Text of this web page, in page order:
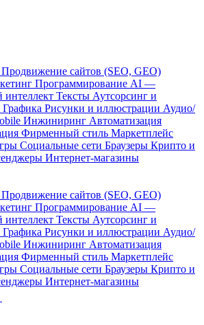
Продвижение сайтов (SEO, GEO)
Программирование AI —
интеллект Тексты Аутсорсинг и
Рисунки и иллюстрации Аудио/
Инжиниринг Автоматизация
Фирменный стиль Маркетплейс
Социальные сети Браузеры Крипто и
Интернет-магазины
Продвижение сайтов (SEO, GEO)
Программирование AI —
интеллект Тексты Аутсорсинг и
Рисунки и иллюстрации Аудио/
Инжиниринг Автоматизация
Фирменный стиль Маркетплейс
Социальные сети Браузеры Крипто и
Интернет-магазины